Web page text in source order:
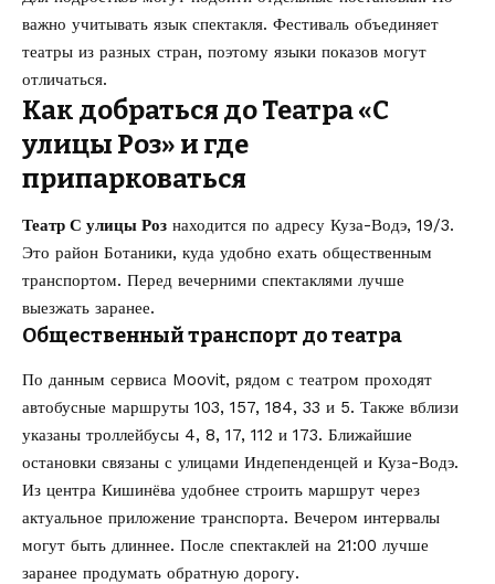
важно учитывать язык спектакля. Фестиваль объединяет
театры из разных стран, поэтому языки показов могут
отличаться.
Как добраться до Театра «С
улицы Роз» и где
припарковаться
Театр С улицы Роз находится по адресу Куза-Водэ, 19/3.
Это район Ботаники, куда удобно ехать общественным
транспортом. Перед вечерними спектаклями лучше
выезжать заранее.
Общественный транспорт до театра
По данным сервиса Moovit, рядом с театром проходят
автобусные маршруты 103, 157, 184, 33 и 5. Также вблизи
указаны троллейбусы 4, 8, 17, 112 и 173. Ближайшие
остановки связаны с улицами Индепенденцей и Куза-Водэ.
Из центра Кишинёва удобнее строить маршрут через
актуальное приложение транспорта. Вечером интервалы
могут быть длиннее. После спектаклей на 21:00 лучше
заранее продумать обратную дорогу.